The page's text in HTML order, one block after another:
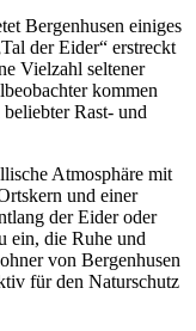
Bergenhusen einiges
der Eider“ erstreckt
Vielzahl seltener
kommen
Rast- und
Atmosphäre mit
und einer
der Eider oder
ein, die Ruhe und
von Bergenhusen
für den Naturschutz